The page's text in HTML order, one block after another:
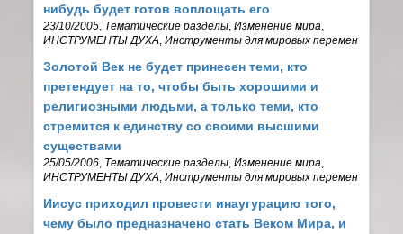
нибудь будет готов воплощать его
23/10/2005 Тематические разделы ,Изменение мира
ИНСТРУМЕНТЫ ДУХА ,Инструменты для мировых перемен
Золотой Век не будет принесен теми, кто
претендует на то, чтобы быть хорошими и
религиозными людьми, а только теми, кто
стремится к единству со своими высшими
существами
25/05/2006 Тематические разделы ,Изменение мира
ИНСТРУМЕНТЫ ДУХА ,Инструменты для мировых перемен
Иисус приходил провести инаугурацию того,
чему было предназначено стать Веком Мира, и